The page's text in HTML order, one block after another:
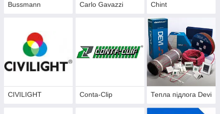
Bussmann Carlo Gavazzi Chint
CIVILIGHT Conta-Clip Тепла підлога Devi